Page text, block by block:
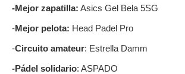
-Mejor zapatilla: Asics Gel Bela 5SG
-Mejor pelota: Head Padel Pro
-Circuito amateur: Estrella Damm
-Pádel solidario: ASPADO